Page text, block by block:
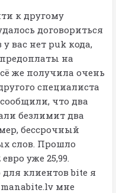
к другому
договориться
вас нет puk кода,
на
же получила очень
специалиста
что два
безлимит два
бессрочный
слов. Прошло
уже 25,99.
клиентов bite я
manabite.lv мне